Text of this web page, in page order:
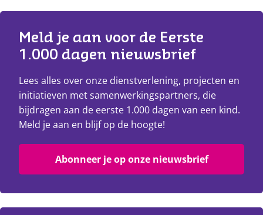
Meld je aan voor de Eerste
1.000 dagen nieuwsbrief
Lees alles over onze dienstverlening, projecten en
initiatieven met samenwerkingspartners, die
bijdragen aan de eerste 1.000 dagen van een kind.
Meld je aan en blijf op de hoogte!
Abonneer je op onze nieuwsbrief